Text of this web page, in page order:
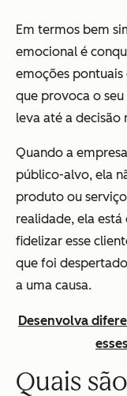
Em termos bem
emocional é
emoções pontuais
que provoca o
leva até a decisão
Quando a
público-alvo, ela
produto ou
realidade, ela
fidelizar esse
que foi
a uma causa.
Desenvolva
Quais